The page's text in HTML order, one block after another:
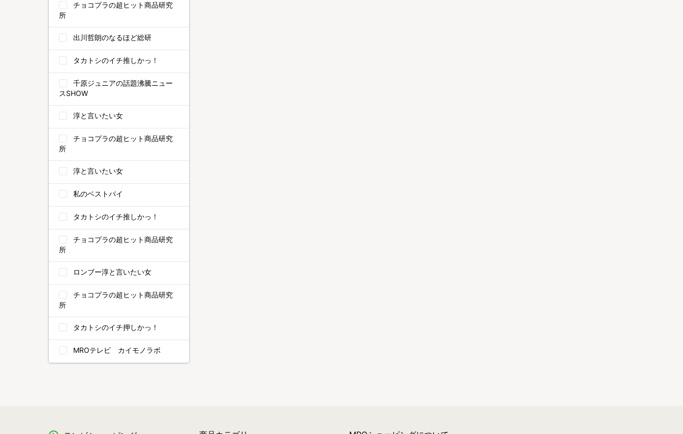
チョコプラの超ヒット商品研究
所
出川哲朗のなるほど総研
タカトシのイチ推しかっ！
千原ジュニアの話題沸騰ニュー
スSHOW
淳と言いたい女
チョコプラの超ヒット商品研究
所
淳と言いたい女
私のベストバイ
タカトシのイチ推しかっ！
チョコプラの超ヒット商品研究
所
ロンブー淳と言いたい女
チョコプラの超ヒット商品研究
所
タカトシのイチ押しかっ！
MROテレビ カイモノラボ